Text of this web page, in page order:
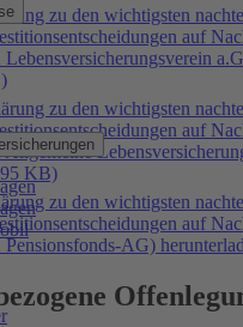
zu den wichtigsten
auf
zu den wichtigsten
auf
KB)
zu den wichtigsten
auf
AG)